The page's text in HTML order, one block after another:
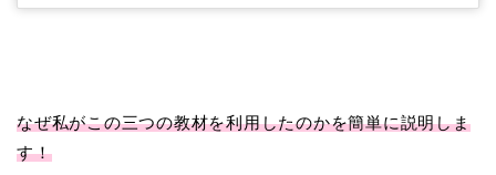
なぜ私がこの三つの教材を利用したのかを簡単に説明しま
す！